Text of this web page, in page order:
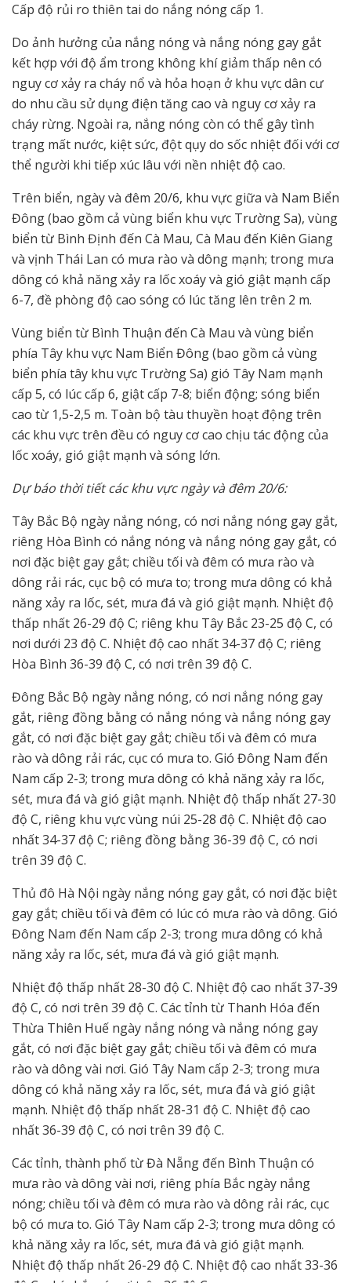
Cấp độ rủi ro thiên tai do nắng nóng cấp 1.
Do ảnh hưởng của nắng nóng và nắng nóng gay gắt
kết hợp với độ ẩm trong không khí giảm thấp nên có
nguy cơ xảy ra cháy nổ và hỏa hoạn ở khu vực dân cư
do nhu cầu sử dụng điện tăng cao và nguy cơ xảy ra
cháy rừng. Ngoài ra, nắng nóng còn có thể gây tình
trạng mất nước, kiệt sức, đột qụy do sốc nhiệt đối với cơ
thể người khi tiếp xúc lâu với nền nhiệt độ cao.
Trên biển, ngày và đêm 20/6, khu vực giữa và Nam Biển
Đông (bao gồm cả vùng biển khu vực Trường Sa), vùng
biển từ Bình Định đến Cà Mau, Cà Mau đến Kiên Giang
và vịnh Thái Lan có mưa rào và dông mạnh; trong mưa
dông có khả năng xảy ra lốc xoáy và gió giật mạnh cấp
6-7, đề phòng độ cao sóng có lúc tăng lên trên 2 m.
Vùng biển từ Bình Thuận đến Cà Mau và vùng biển
phía Tây khu vực Nam Biển Đông (bao gồm cả vùng
biển phía tây khu vực Trường Sa) gió Tây Nam mạnh
cấp 5, có lúc cấp 6, giật cấp 7-8; biển động; sóng biển
cao từ 1,5-2,5 m. Toàn bộ tàu thuyền hoạt động trên
các khu vực trên đều có nguy cơ cao chịu tác động của
lốc xoáy, gió giật mạnh và sóng lớn.
Dự báo thời tiết các khu vực ngày và đêm 20/6:
Tây Bắc Bộ ngày nắng nóng, có nơi nắng nóng gay gắt,
riêng Hòa Bình có nắng nóng và nắng nóng gay gắt, có
nơi đặc biệt gay gắt; chiều tối và đêm có mưa rào và
dông rải rác, cục bộ có mưa to; trong mưa dông có khả
năng xảy ra lốc, sét, mưa đá và gió giật mạnh. Nhiệt độ
thấp nhất 26-29 độ C; riêng khu Tây Bắc 23-25 độ C, có
nơi dưới 23 độ C. Nhiệt độ cao nhất 34-37 độ C; riêng
Hòa Bình 36-39 độ C, có nơi trên 39 độ C.
Đông Bắc Bộ ngày nắng nóng, có nơi nắng nóng gay
gắt, riêng đồng bằng có nắng nóng và nắng nóng gay
gắt, có nơi đặc biệt gay gắt; chiều tối và đêm có mưa
rào và dông rải rác, cục có mưa to. Gió Đông Nam đến
Nam cấp 2-3; trong mưa dông có khả năng xảy ra lốc,
sét, mưa đá và gió giật mạnh. Nhiệt độ thấp nhất 27-30
độ C, riêng khu vực vùng núi 25-28 độ C. Nhiệt độ cao
nhất 34-37 độ C; riêng đồng bằng 36-39 độ C, có nơi
trên 39 độ C.
Thủ đô Hà Nội ngày nắng nóng gay gắt, có nơi đặc biệt
gay gắt; chiều tối và đêm có lúc có mưa rào và dông. Gió
Đông Nam đến Nam cấp 2-3; trong mưa dông có khả
năng xảy ra lốc, sét, mưa đá và gió giật mạnh.
Nhiệt độ thấp nhất 28-30 độ C. Nhiệt độ cao nhất 37-39
độ C, có nơi trên 39 độ C. Các tỉnh từ Thanh Hóa đến
Thừa Thiên Huế ngày nắng nóng và nắng nóng gay
gắt, có nơi đặc biệt gay gắt; chiều tối và đêm có mưa
rào và dông vài nơi. Gió Tây Nam cấp 2-3; trong mưa
dông có khả năng xảy ra lốc, sét, mưa đá và gió giật
mạnh. Nhiệt độ thấp nhất 28-31 độ C. Nhiệt độ cao
nhất 36-39 độ C, có nơi trên 39 độ C.
Các tỉnh, thành phố từ Đà Nẵng đến Bình Thuận có
mưa rào và dông vài nơi, riêng phía Bắc ngày nắng
nóng; chiều tối và đêm có mưa rào và dông rải rác, cục
bộ có mưa to. Gió Tây Nam cấp 2-3; trong mưa dông có
khả năng xảy ra lốc, sét, mưa đá và gió giật mạnh.
Nhiệt độ thấp nhất 26-29 độ C. Nhiệt độ cao nhất 33-36